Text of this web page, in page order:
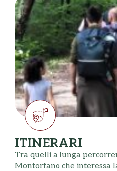
ITINERARI
Tra quelli a lunga
Montorfano che interessa